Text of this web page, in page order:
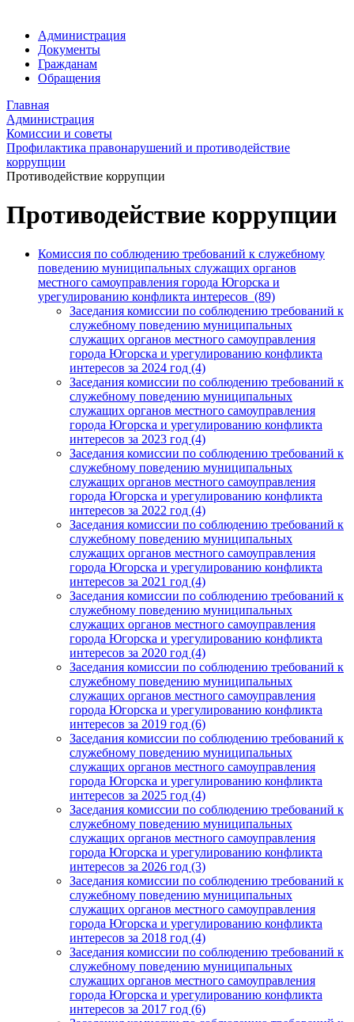
Администрация
Документы
Гражданам
Обращения
Главная
Администрация
Комиссии и советы
Профилактика правонарушений и противодействие
коррупции
Противодействие коррупции
Противодействие коррупции
Комиссия по соблюдению требований к служебному
поведению муниципальных служащих органов
местного самоуправления города Югорска и
урегулированию конфликта интересов (89)
Заседания комиссии по соблюдению требований к
служебному поведению муниципальных
служащих органов местного самоуправления
города Югорска и урегулированию конфликта
интересов за 2024 год (4)
Заседания комиссии по соблюдению требований к
служебному поведению муниципальных
служащих органов местного самоуправления
города Югорска и урегулированию конфликта
интересов за 2023 год (4)
Заседания комиссии по соблюдению требований к
служебному поведению муниципальных
служащих органов местного самоуправления
города Югорска и урегулированию конфликта
интересов за 2022 год (4)
Заседания комиссии по соблюдению требований к
служебному поведению муниципальных
служащих органов местного самоуправления
города Югорска и урегулированию конфликта
интересов за 2021 год (4)
Заседания комиссии по соблюдению требований к
служебному поведению муниципальных
служащих органов местного самоуправления
города Югорска и урегулированию конфликта
интересов за 2020 год (4)
Заседания комиссии по соблюдению требований к
служебному поведению муниципальных
служащих органов местного самоуправления
города Югорска и урегулированию конфликта
интересов за 2019 год (6)
Заседания комиссии по соблюдению требований к
служебному поведению муниципальных
служащих органов местного самоуправления
города Югорска и урегулированию конфликта
интересов за 2025 год (4)
Заседания комиссии по соблюдению требований к
служебному поведению муниципальных
служащих органов местного самоуправления
города Югорска и урегулированию конфликта
интересов за 2026 год (3)
Заседания комиссии по соблюдению требований к
служебному поведению муниципальных
служащих органов местного самоуправления
города Югорска и урегулированию конфликта
интересов за 2018 год (4)
Заседания комиссии по соблюдению требований к
служебному поведению муниципальных
служащих органов местного самоуправления
города Югорска и урегулированию конфликта
интересов за 2017 год (6)